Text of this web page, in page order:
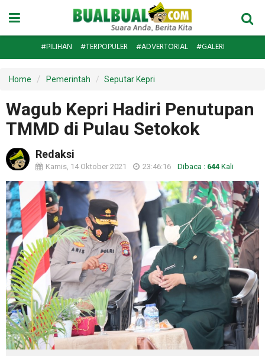
#PILIHAN #TERPOPULER #ADVERTORIAL #GALERI
Home Pemerintah Seputar Kepri
Wagub Kepri Hadiri Penutupan
TMMD di Pulau Setokok
Redaksi
Kamis, 14 Oktober 2021 23:46:16 Dibaca : 644 Kali